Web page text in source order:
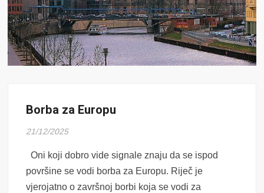
Borba za Europu
21/12/2025
Oni koji dobro vide signale znaju da se ispod
površine se vodi borba za Europu. Riječ je
vjerojatno o završnoj borbi koja se vodi za